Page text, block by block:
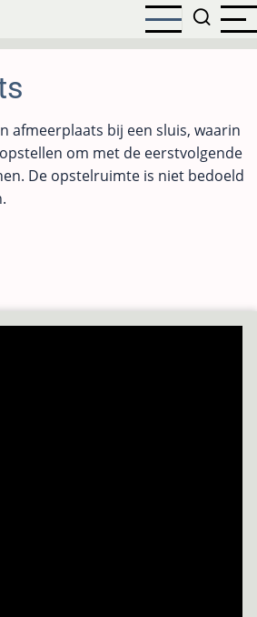
afmeerplaats bij een sluis, waarin
om met de eerstvolgende
De opstelruimte is niet bedoeld